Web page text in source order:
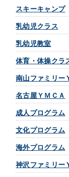
スキーキャンプ
乳幼児クラス
乳幼児教室
体育・体操クラ
南山ファミリー
名古屋ＹＭＣＡ
成人プログラム
文化プログラム
海外プログラム
神沢ファミリー